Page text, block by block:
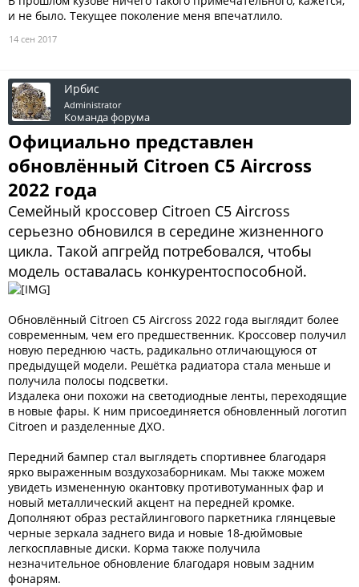
и не было. Текущее поколение меня впечатлило.
14 сен 2017
Ирбис
Administrator
Команда форума
Официально представлен
обновлённый Citroen C5 Aircross
2022 года
Семейный кроссовер Citroen C5 Aircross
серьезно обновился в середине жизненного
цикла. Такой апгрейд потребовался, чтобы
модель оставалась конкурентоспособной.
Обновлённый Citroen C5 Aircross 2022 года выглядит более
современным, чем его предшественник. Кроссовер получил
новую переднюю часть, радикально отличающуюся от
предыдущей модели. Решётка радиатора стала меньше и
получила полосы подсветки.
Издалека они похожи на светодиодные ленты, переходящие
в новые фары. К ним присоединяется обновленный логотип
Citroen и разделенные ДХО.
Передний бампер стал выглядеть спортивнее благодаря
ярко выраженным воздухозаборникам. Мы также можем
увидеть измененную окантовку противотуманных фар и
новый металлический акцент на передней кромке.
Дополняют образ рестайлингового паркетника глянцевые
черные зеркала заднего вида и новые 18-дюймовые
легкосплавные диски. Корма также получила
незначительное обновление благодаря новым задним
фонарям.